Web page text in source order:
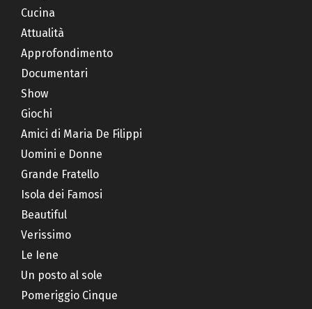
Cucina
Attualità
Approfondimento
Documentari
Show
Giochi
Amici di Maria De Filippi
Uomini e Donne
Grande Fratello
Isola dei Famosi
Beautiful
Verissimo
Le Iene
Un posto al sole
Pomeriggio Cinque